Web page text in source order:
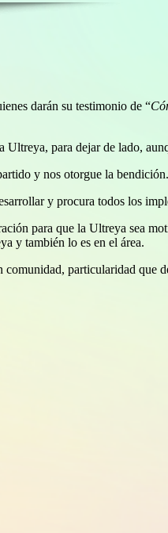
darán su testimonio de “
para dejar de lado,
y nos otorgue la bendición.
y procura todos los
para que la Ultreya sea
y también lo es en el área.
particularidad que